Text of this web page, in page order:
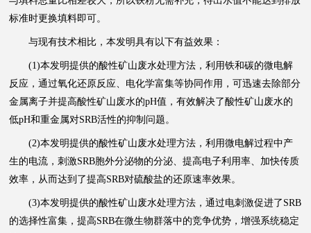
标准时更换填料即可。
与现有技术相比，本发明具有以下有益效果：
(1)本发明提供的酸性矿山废水处理方法，利用铁和碳的微电解
反应，通过氧化还原反应、电化学富集等协同作用，可迅速去除部分
金属离子并提高酸性矿山废水的pH值，有效解决了酸性矿山废水的
低pH和重金属对SRB活性的抑制问题。
(2)本发明提供的酸性矿山废水处理方法，利用微电解过程中产
生的电流，刺激SRB胞外分泌物的分泌、提高电子利用率、加快传质
效率，从而达到了提高SRB对硫酸盐的还原速率效果。
(3)本发明提供的酸性矿山废水处理方法，通过电刺激促进了SRB
的选择性富集，提高SRB在微生物群落中的竞争优势，增强系统稳定